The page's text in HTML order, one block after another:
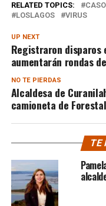
RELATED TOPICS:
LOSLAGOS
VIRUS
UP NEXT
Registraron disparos
aumentarán rondas
NO TE PIERDAS
Alcaldesa de
camioneta de
TE